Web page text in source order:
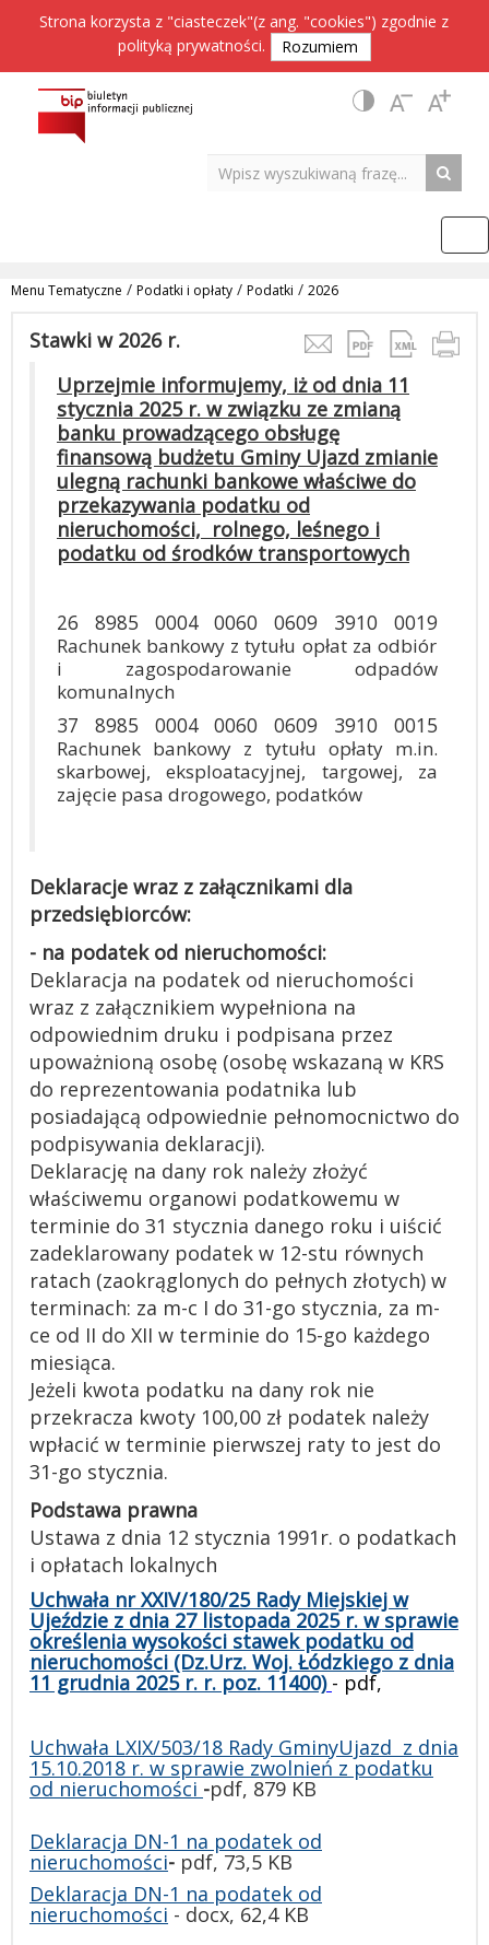
Strona korzysta z "ciasteczek"(z ang. "cookies") zgodnie z
polityką prywatności. Rozumiem
Menu Tematyczne / Podatki i opłaty / Podatki / 2026
Stawki w 2026 r.
Uprzejmie informujemy, iż od dnia 11
stycznia 2025 r. w związku ze zmianą
banku prowadzącego obsługę
finansową budżetu Gminy Ujazd zmianie
ulegną rachunki bankowe właściwe do
przekazywania podatku od
nieruchomości, rolnego, leśnego i
podatku od środków transportowych
26 8985 0004 0060 0609 3910 0019
Rachunek bankowy z tytułu opłat za odbiór
i zagospodarowanie odpadów
komunalnych
37 8985 0004 0060 0609 3910 0015
Rachunek bankowy z tytułu opłaty m.in.
skarbowej, eksploatacyjnej, targowej, za
zajęcie pasa drogowego, podatków
Deklaracje wraz z załącznikami dla
przedsiębiorców:
- na podatek od nieruchomości:
Deklaracja na podatek od nieruchomości
wraz z załącznikiem wypełniona na
odpowiednim druku i podpisana przez
upoważnioną osobę (osobę wskazaną w KRS
do reprezentowania podatnika lub
posiadającą odpowiednie pełnomocnictwo do
podpisywania deklaracji).
Deklarację na dany rok należy złożyć
właściwemu organowi podatkowemu w
terminie do 31 stycznia danego roku i uiścić
zadeklarowany podatek w 12-stu równych
ratach (zaokrąglonych do pełnych złotych) w
terminach: za m-c I do 31-go stycznia, za m-
ce od II do XII w terminie do 15-go każdego
miesiąca.
Jeżeli kwota podatku na dany rok nie
przekracza kwoty 100,00 zł podatek należy
wpłacić w terminie pierwszej raty to jest do
31-go stycznia.
Podstawa prawna
Ustawa z dnia 12 stycznia 1991r. o podatkach
i opłatach lokalnych
Uchwała nr XXIV/180/25 Rady Miejskiej w
Ujeździe z dnia 27 listopada 2025 r. w sprawie
określenia wysokości stawek podatku od
nieruchomości (Dz.Urz. Woj. Łódzkiego z dnia
11 grudnia 2025 r. r. poz. 11400) - pdf,
Uchwała LXIX/503/18 Rady GminyUjazd z dnia
15.10.2018 r. w sprawie zwolnień z podatku
od nieruchomości -pdf, 879 KB
Deklaracja DN-1 na podatek od
nieruchomości- pdf, 73,5 KB
Deklaracja DN-1 na podatek od
nieruchomości - docx, 62,4 KB